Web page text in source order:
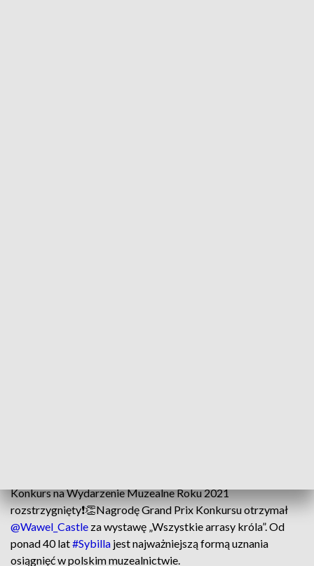
Konkurs na Wydarzenie Muzealne Roku 2021
rozstrzygnięty❗👏Nagrodę Grand Prix Konkursu otrzymał
@Wawel_Castle za wystawę „Wszystkie arrasy króla”. Od
ponad 40 lat#Sybilla jest najważniejszą formą uznania
osiągnięć w polskim muzealnictwie.